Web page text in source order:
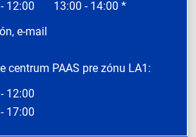
12:00
13:00 - 14:00 *
e-mail
centrum PAAS pre zónu LA1:
12:00
17:00